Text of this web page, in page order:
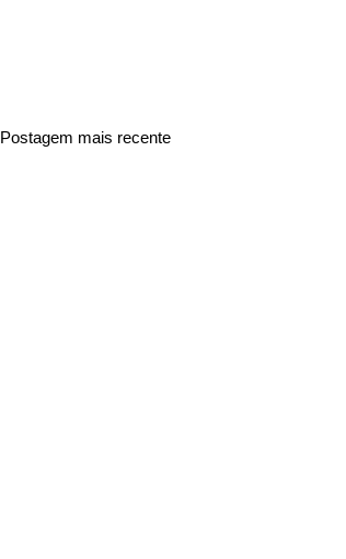
Postagem mais recente